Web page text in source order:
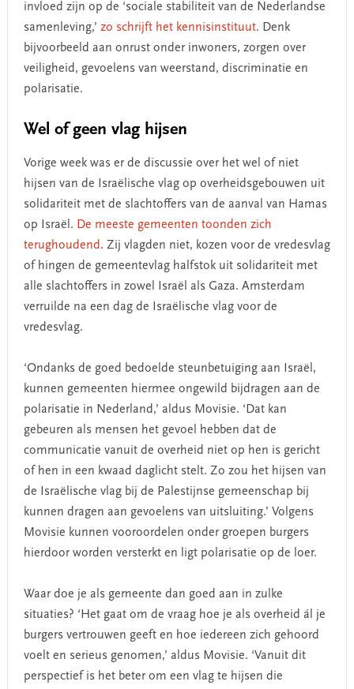
invloed zijn op de ‘sociale stabiliteit van de Nederlandse
samenleving,’ zo schrijft het kennisinstituut. Denk
bijvoorbeeld aan onrust onder inwoners, zorgen over
veiligheid, gevoelens van weerstand, discriminatie en
polarisatie.
Wel of geen vlag hijsen
Vorige week was er de discussie over het wel of niet
hijsen van de Israëlische vlag op overheidsgebouwen uit
solidariteit met de slachtoffers van de aanval van Hamas
op Israël. De meeste gemeenten toonden zich
terughoudend. Zij vlagden niet, kozen voor de vredesvlag
of hingen de gemeentevlag halfstok uit solidariteit met
alle slachtoffers in zowel Israël als Gaza. Amsterdam
verruilde na een dag de Israëlische vlag voor de
vredesvlag.
‘Ondanks de goed bedoelde steunbetuiging aan Israël,
kunnen gemeenten hiermee ongewild bijdragen aan de
polarisatie in Nederland,’ aldus Movisie. ‘Dat kan
gebeuren als mensen het gevoel hebben dat de
communicatie vanuit de overheid niet op hen is gericht
of hen in een kwaad daglicht stelt. Zo zou het hijsen van
de Israëlische vlag bij de Palestijnse gemeenschap bij
kunnen dragen aan gevoelens van uitsluiting.’ Volgens
Movisie kunnen vooroordelen onder groepen burgers
hierdoor worden versterkt en ligt polarisatie op de loer.
Waar doe je als gemeente dan goed aan in zulke
situaties? ‘Het gaat om de vraag hoe je als overheid ál je
burgers vertrouwen geeft en hoe iedereen zich gehoord
voelt en serieus genomen,’ aldus Movisie. ‘Vanuit dit
perspectief is het beter om een vlag te hijsen die